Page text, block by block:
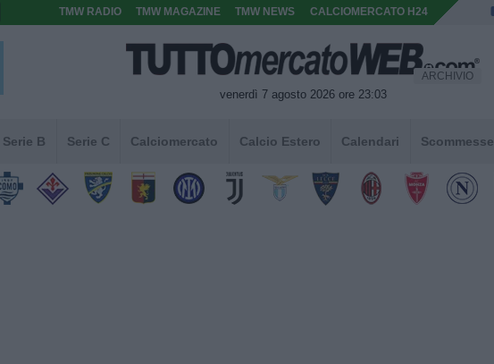
TMW RADIO TMW MAGAZINE TMW NEWS CALCIOMERCATO H24
venerdì 7 agosto 2026 ore 23:03
ARCHIVIO
Serie B Serie C Calciomercato Calcio Estero Calendari Scommesse